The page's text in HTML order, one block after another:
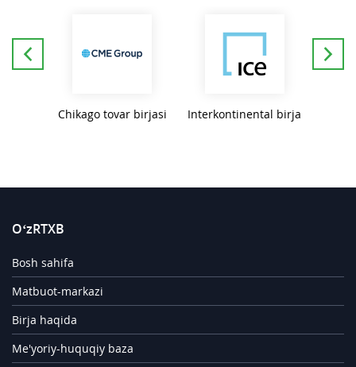
Chikago tovar birjasi Interkontinental birja
O‘zRTXB
Bosh sahifa
Matbuot-markazi
Birja haqida
Me'yoriy-huquqiy baza